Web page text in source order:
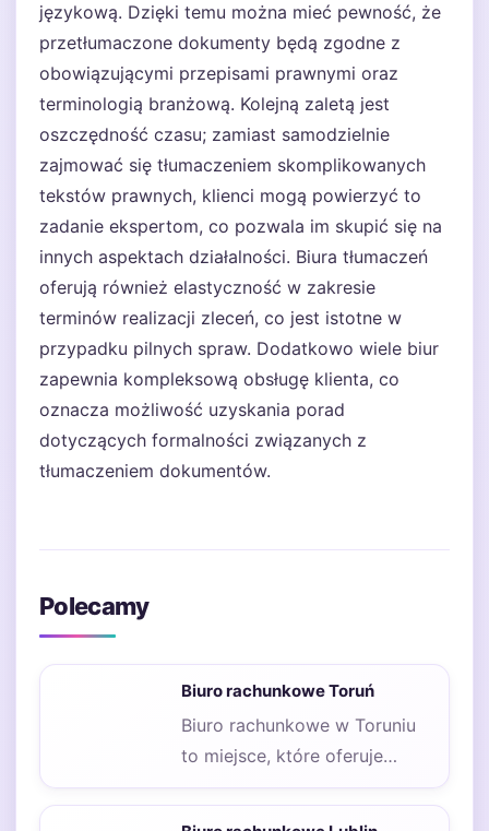
językową. Dzięki temu można mieć pewność, że
przetłumaczone dokumenty będą zgodne z
obowiązującymi przepisami prawnymi oraz
terminologią branżową. Kolejną zaletą jest
oszczędność czasu; zamiast samodzielnie
zajmować się tłumaczeniem skomplikowanych
tekstów prawnych, klienci mogą powierzyć to
zadanie ekspertom, co pozwala im skupić się na
innych aspektach działalności. Biura tłumaczeń
oferują również elastyczność w zakresie
terminów realizacji zleceń, co jest istotne w
przypadku pilnych spraw. Dodatkowo wiele biur
zapewnia kompleksową obsługę klienta, co
oznacza możliwość uzyskania porad
dotyczących formalności związanych z
tłumaczeniem dokumentów.
Polecamy
Biuro rachunkowe Toruń
Biuro rachunkowe w Toruniu
to miejsce, które oferuje
szeroki wachlarz usług